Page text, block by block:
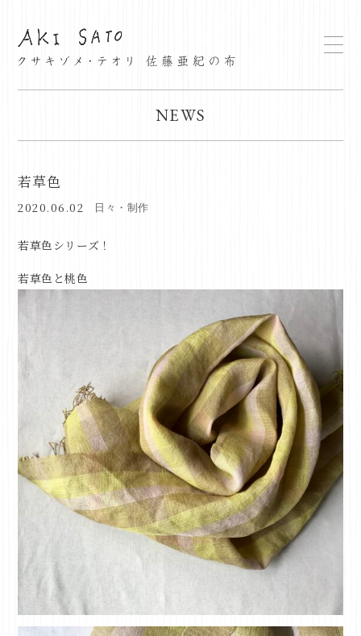
NEWS
若草色
2020.06.02 日々・制作
若草色シリーズ！
若草色と桃色